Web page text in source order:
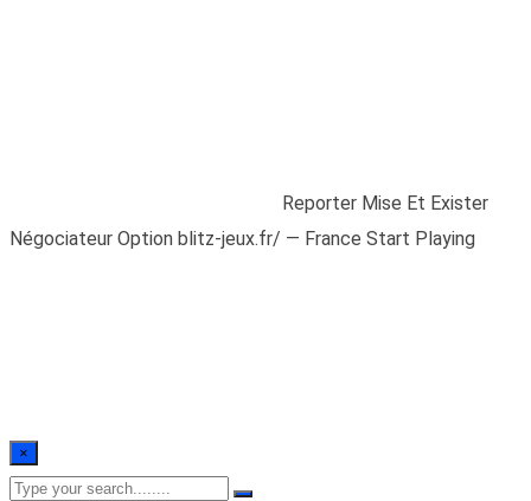
Reporter Mise Et Exister
Négociateur Option blitz-jeux.fr/ — France Start Playing
×